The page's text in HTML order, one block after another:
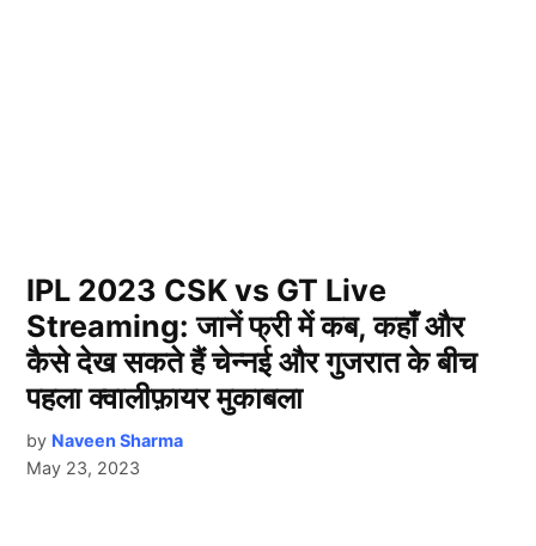
IPL 2023 CSK vs GT Live
Streaming: जानें फ्री में कब, कहाँ और
कैसे देख सकते हैं चेन्नई और गुजरात के बीच
पहला क्वालीफ़ायर मुकाबला
by Naveen Sharma
May 23, 2023